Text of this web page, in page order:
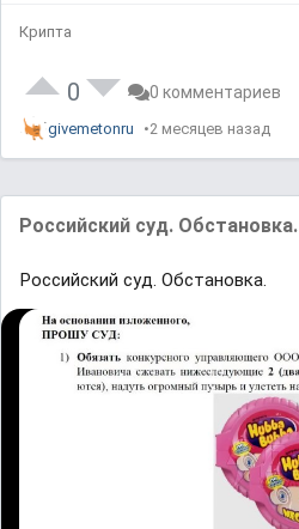
Крипта
0 0 комментариев
givemetonru 2 месяцев назад
Российский суд. Обстановка.
Российский суд. Обстановка.